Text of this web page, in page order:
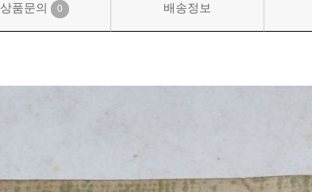
상품문의 0 배송정보